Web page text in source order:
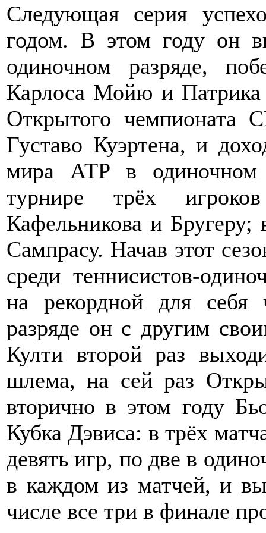
Следующая серия
годом. В этом году он
одиночном разряде,
Карлоса Мойю и Патрика
Открытого чемпионата
Густаво Куэртена, и
мира АТР в одиночном
турнире трёх
Кафельникова и
Сампрасу. Начав этот
среди теннисистов-
на рекордной для себя
разряде он с другим
Култи второй раз
шлема, на сей раз
вторично в этом году
Кубка Дэвиса: в трёх
девять игр, по две в
в каждом из матчей, и
числе все три в финале